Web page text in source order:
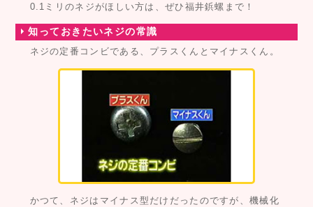
0.1ミリのネジがほしい方は、ぜひ福井鋲螺まで！
知っておきたいネジの常識
ネジの定番コンビである、プラスくんとマイナスくん。
かつて、ネジはマイナス型だけだったのですが、機械化